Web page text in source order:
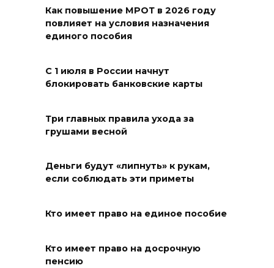
05 августа 2026 18:32
05 августа 2026 18:32
России
Огненный шторм во дворе
05 августа 2026 18:27
Как повышение МРОТ в 2026 году
повлияет на условия назначения
единого пособия
С 1 июля в России начнут
блокировать банковские карты
Три главных правила ухода за
грушами весной
Деньги будут «липнуть» к рукам,
если соблюдать эти приметы
Кто имеет право на единое пособие
Кто имеет право на досрочную
пенсию